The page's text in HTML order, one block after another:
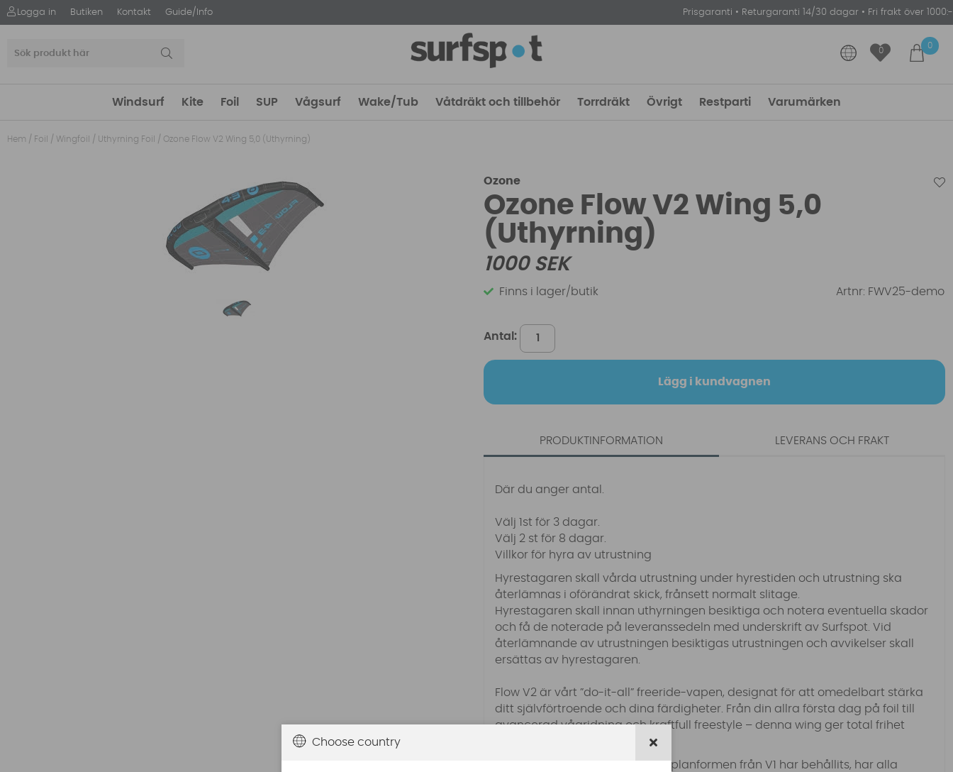
Logga in Butiken Kontakt Guide/Info Prisgaranti • Returgaranti 14/30 dagar • Fri frakt över 1000:-
0
0
Windsurf Kite Foil SUP Vågsurf Wake/Tub Våtdräkt och tillbehör Torrdräkt Övrigt Restparti Varumärken
Hem / Foil / Wingfoil / Uthyrning Foil / Ozone Flow V2 Wing 5,0 (Uthyrning)
Ozone
Ozone Flow V2 Wing 5,0
(Uthyrning)
1000SEK
Finns i lager/butik Artnr: FWV25-demo
Antal:
Lägg i kundvagnen
PRODUKTINFORMATION
Där du anger antal.
Välj 1st för 3 dagar.
Välj 2 st för 8 dagar.
Villkor för hyra av utrustning
Hyrestagaren skall vårda utrustning under hyrestiden och utrustning ska
återlämnas i oförändrat skick, frånsett normalt slitage.
Hyrestagaren skall innan uthyrningen besiktiga och notera eventuella skador
och få de noterade på leveranssedeln med underskrift av Surfspot. Vid
återlämnande av utrustningen besiktigas utrustningen och avvikelser skall
ersättas av hyrestagaren.
Flow V2 är vårt ”do-it-all” freeride-vapen, designat för att omedelbart stärka
ditt självförtroende och dina färdigheter. Från din allra första dag på foil till
avancerad vågridning och kraftfull freestyle – denna wing ger total frihet
Samtidigt som den beprövade planformen från V1 har behållits, har alla
LEVERANS OCH FRAKT
Choose country